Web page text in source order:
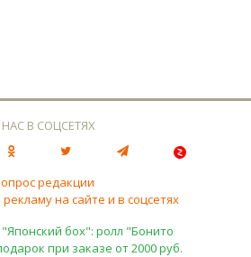
В СОЦСЕТЯХ
редакции
на сайте и в соцсетях
бох": ролл "Бонито
при заказе от 2000 руб.